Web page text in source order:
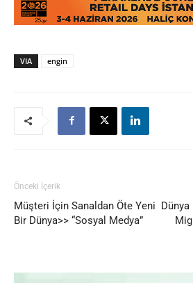
VIA engin
Önceki İçerik
Müşteri İçin Sanaldan Öte Yeni
Bir Dünya>> “Sosyal Medya”
Dünya